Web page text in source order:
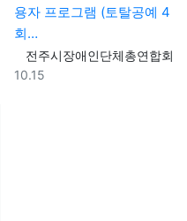
용자 프로그램 (토탈공예 4
회…
등록자
전주시장애인단체총연합회
등록일
10.15